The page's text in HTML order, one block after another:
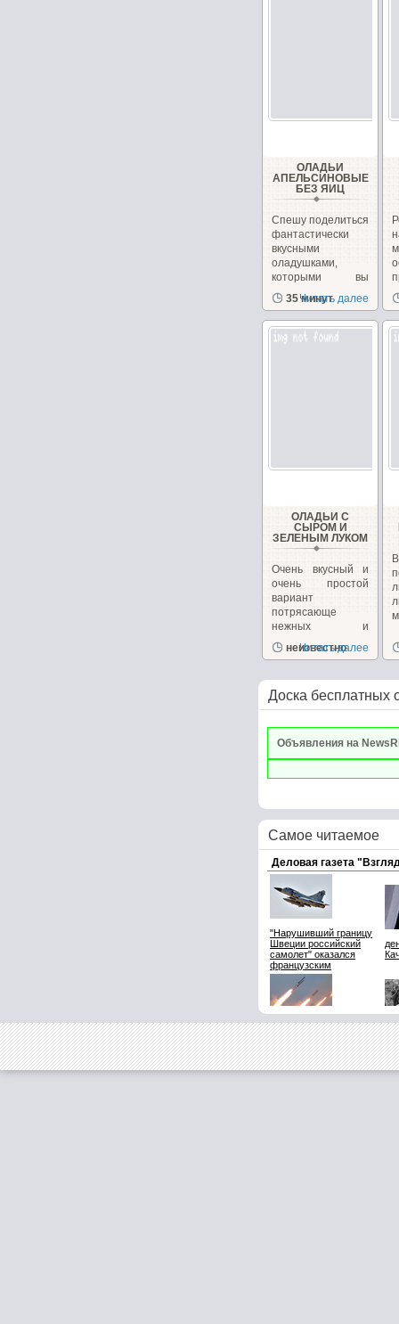
ОЛАДЬИ
АПЕЛЬСИНОВЫЕ
БЕЗ ЯИЦ
Спешу поделиться
фантастически
вкусными
оладушками,
которыми вы
можете
порадовать...
35 минут
Читать далее
ОЛАДЬИ С
СЫРОМ И
ЗЕЛЕНЫМ ЛУКОМ
Очень вкусный и
очень простой
вариант
потрясающе
нежных и
ароматных
оладушек....
неизвестно
Читать далее
Доска бесплатных
Объявления на
Самое читаемое